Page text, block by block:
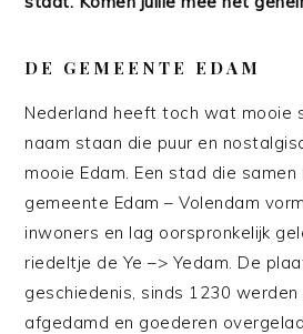
DE GEMEENTE EDAM
Nederland heeft toch wat mooie
naam staan die puur en
mooie Edam. Een stad die
gemeente Edam – Volendam
inwoners en lag oorspronkelijk
riedeltje de Ye –> Yedam. De
geschiedenis, sinds 1230
afgedamd en goederen